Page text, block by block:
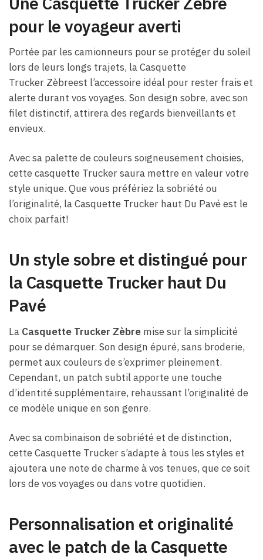
pour le voyageur averti
Portée par les camionneurs pour se protéger du soleil
lors de leurs longs trajets, la Casquette
Trucker Zèbreest l’accessoire idéal pour rester frais et
alerte durant vos voyages. Son design sobre, avec son
filet distinctif, attirera des regards bienveillants et
envieux.
Avec sa palette de couleurs soigneusement choisies,
cette casquette Trucker saura mettre en valeur votre
style unique. Que vous préfériez la sobriété ou
l’originalité, la Casquette Trucker haut Du Pavé est le
choix parfait!
Un style sobre et distingué pour
la Casquette Trucker haut Du
Pavé
La Casquette Trucker Zèbre mise sur la simplicité
pour se démarquer. Son design épuré, sans broderie,
permet aux couleurs de s’exprimer pleinement.
Cependant, un patch subtil apporte une touche
d’identité supplémentaire, rehaussant l’originalité de
ce modèle unique en son genre.
Avec sa combinaison de sobriété et de distinction,
cette Casquette Trucker s’adapte à tous les styles et
ajoutera une note de charme à vos tenues, que ce soit
lors de vos voyages ou dans votre quotidien.
Personnalisation et originalité
avec le patch de la Casquette